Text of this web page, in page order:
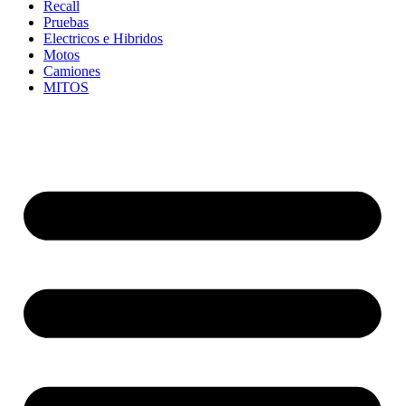
Recall
Pruebas
Electricos e Hibridos
Motos
Camiones
MITOS